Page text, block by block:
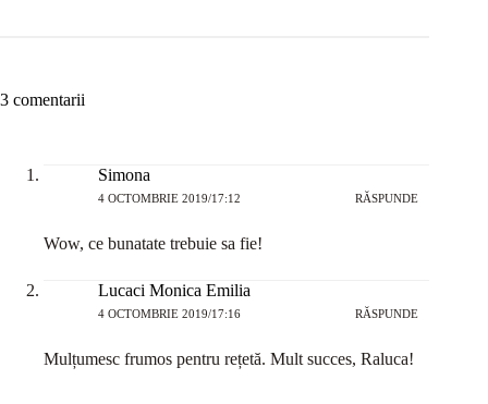
3 comentarii
Simona
4 OCTOMBRIE 2019/17:12 RĂSPUNDE
Wow, ce bunatate trebuie sa fie!
Lucaci Monica Emilia
4 OCTOMBRIE 2019/17:16 RĂSPUNDE
Mulțumesc frumos pentru rețetă. Mult succes, Raluca!